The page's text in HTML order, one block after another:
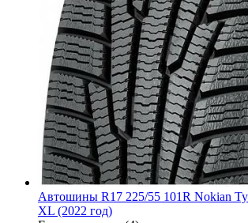
Автошины R17 225/55 101R Nokian
XL (2022 год)